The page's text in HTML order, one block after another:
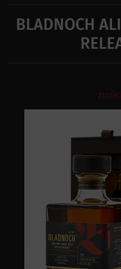
BLADNOCH